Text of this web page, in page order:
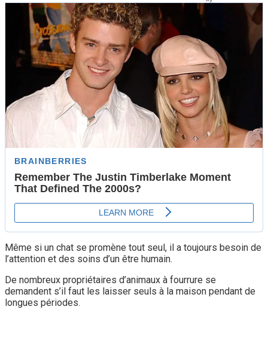
Même si un chat se promène tout seul, il a toujours besoin de
l’attention et des soins d’un être humain.
De nombreux propriétaires d’animaux à fourrure se
demandent s’il faut les laisser seuls à la maison pendant de
longues périodes.